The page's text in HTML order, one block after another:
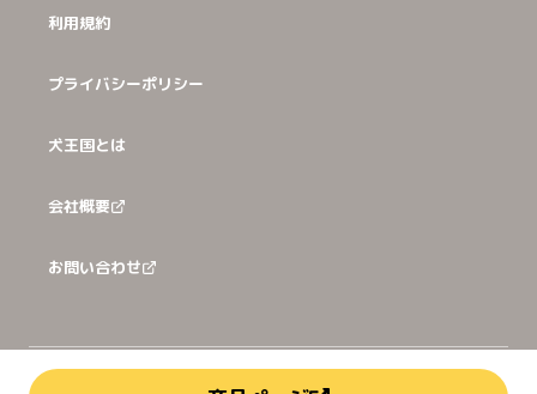
利用規約
プライバシーポリシー
犬王国とは
会社概要
お問い合わせ
2026犬猫王国株式会社